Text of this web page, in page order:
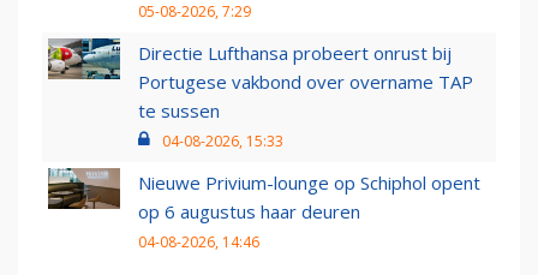
05-08-2026, 7:29
Directie Lufthansa probeert onrust bij
Portugese vakbond over overname TAP
te sussen
04-08-2026, 15:33
Nieuwe Privium-lounge op Schiphol opent
op 6 augustus haar deuren
04-08-2026, 14:46